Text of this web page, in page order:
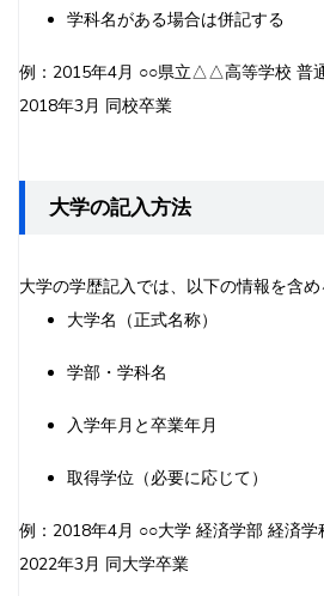
学科名がある場合は併記する
例：2015年4月 ○○県立△△高等学校 普
2018年3月 同校卒業
大学の記入方法
大学の学歴記入では、以下の情報を含め
大学名（正式名称）
学部・学科名
入学年月と卒業年月
取得学位（必要に応じて）
例：2018年4月 ○○大学 経済学部 経済学
2022年3月 同大学卒業